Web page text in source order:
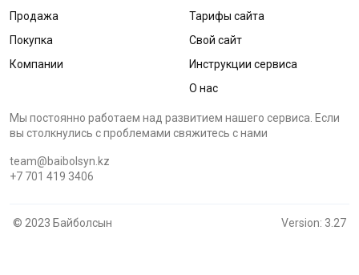
Продажа
Покупка
Компании
Тарифы сайта
Свой сайт
Инструкции сервиса
О нас
Мы постоянно работаем над развитием нашего сервиса. Если
вы столкнулись с проблемами cвяжитесь с нами
team@baibolsyn.kz
+7 701 419 3406
© 2023 Байболсын Version: 3.27